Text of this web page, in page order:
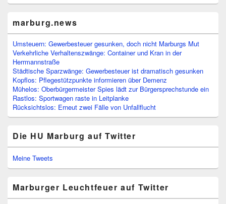
marburg.news
Umsteuern: Gewerbesteuer gesunken, doch nicht Marburgs Mut
Verkehrliche Verhaltenszwänge: Container und Kran in der
Herrmannstraße
Städtische Sparzwänge: Gewerbesteuer ist dramatisch gesunken
Kopflos: Pflegestützpunkte informieren über Demenz
Mühelos: Oberbürgermeister Spies lädt zur Bürgersprechstunde ein
Rastlos: Sportwagen raste in Leitplanke
Rücksichtslos: Erneut zwei Fälle von Unfallflucht
Die HU Marburg auf Twitter
Meine Tweets
Marburger Leuchtfeuer auf Twitter